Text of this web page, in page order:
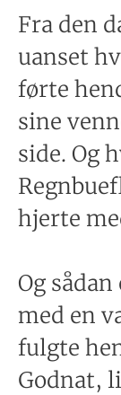
Fra den
uanset
førte
sine
side. Og
hjerte
Og
med en
fulgte
Godnat,